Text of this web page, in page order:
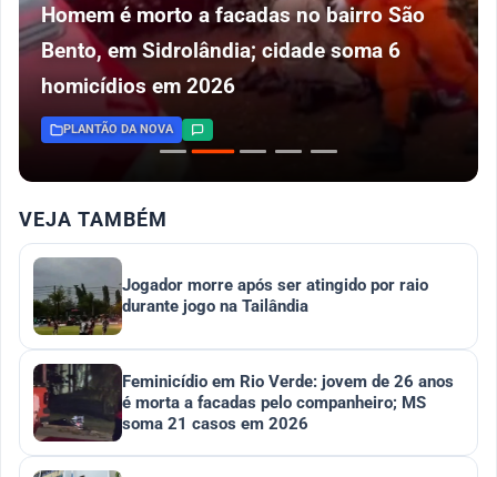
Homem é morto a facadas no bairro São
Bento, em Sidrolândia; cidade soma 6
homicídios em 2026
PLANTÃO DA NOVA
VEJA TAMBÉM
Jogador morre após ser atingido por raio
durante jogo na Tailândia
Feminicídio em Rio Verde: jovem de 26 anos
é morta a facadas pelo companheiro; MS
soma 21 casos em 2026